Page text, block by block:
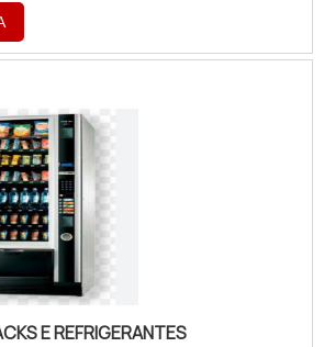
e qualidade no
atendendo a diferentes
E REFRIGERANTES